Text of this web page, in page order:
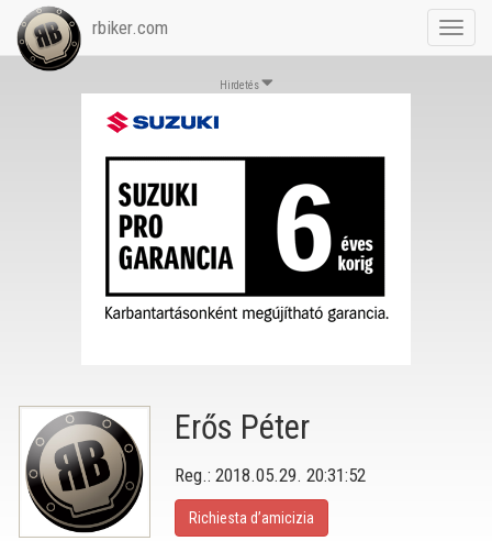
rbiker.com
Hirdetés
Erős Péter
Reg.: 2018.05.29. 20:31:52
Richiesta d’amicizia